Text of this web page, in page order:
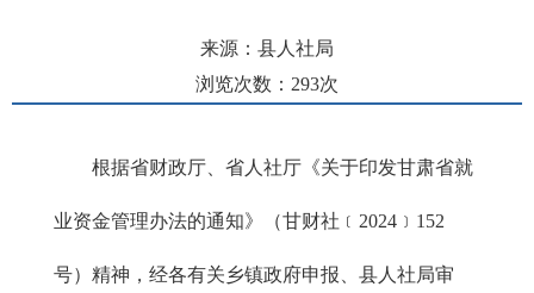
来源：县人社局
浏览次数： 293次
根据省财政厅、省人社厅《关于印发甘肃省就
业资金管理办法的通知》（甘财社﹝2024﹞152
号）精神，经各有关乡镇政府申报、县人社局审